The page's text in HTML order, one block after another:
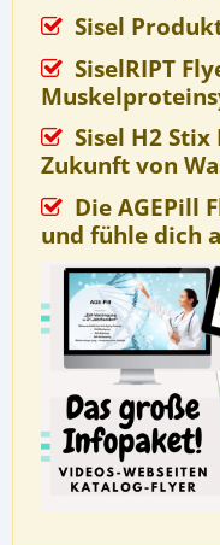
Sisel
SiselRIPT
Sisel H2
Zukunft von
Die AGEPill
und fühle dich